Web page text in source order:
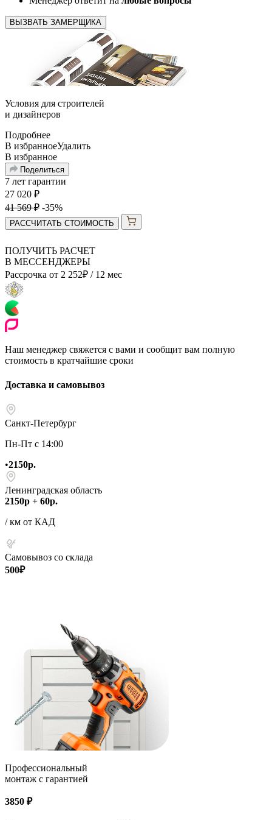
ВЫЗВАТЬ ЗАМЕРЩИКА
Условия для строителей
и дизайнеров
Подробнее
В избранноеУдалить
В избранное
Поделиться
7 лет гарантии
27 020 ₽
41 569₽ -35%
РАССЧИТАТЬ СТОИМОСТЬ
ПОЛУЧИТЬ РАСЧЕТ
В МЕССЕНДЖЕРЫ
Рассрочка от 2 252₽ / 12 мес
Наш менеджер свяжется с вами и сообщит вам полную
стоимость в кратчайшие сроки
Доставка и самовывоз
Санкт-Петербург
Пн-Пт с 14:00
•2150р.
Ленинградская область
2150р + 60р.
/ км от КАД
Самовывоз со склада
500₽
Профессиональный
монтаж с гарантией
3850 ₽